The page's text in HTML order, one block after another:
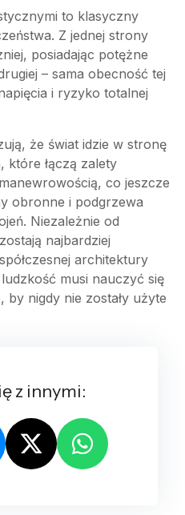
to klasyczny
Z jednej strony
posiadając potężne
– sama obecność tej
i ryzyko totalnej
że świat idzie w stronę
które łączą zalety
co jeszcze
obronne i podgrzewa
Niezależnie od
najbardziej
architektury
musi nauczyć się
nigdy nie zostały użyte
z innymi: